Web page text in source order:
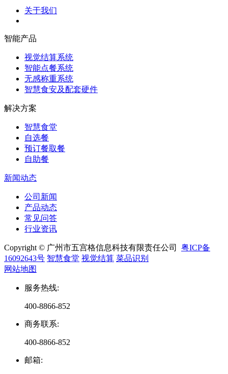
关于我们
智能产品
视觉结算系统
智能点餐系统
无感称重系统
智慧食安及配套硬件
解决方案
智慧食堂
自选餐
预订餐取餐
自助餐
新闻动态
公司新闻
产品动态
常见问答
行业资讯
Copyright © 广州市五宫格信息科技有限责任公司 粤ICP备
16092643号 智慧食堂 视觉结算 菜品识别
网站地图
服务热线:
400-8866-852
商务联系:
400-8866-852
邮箱: